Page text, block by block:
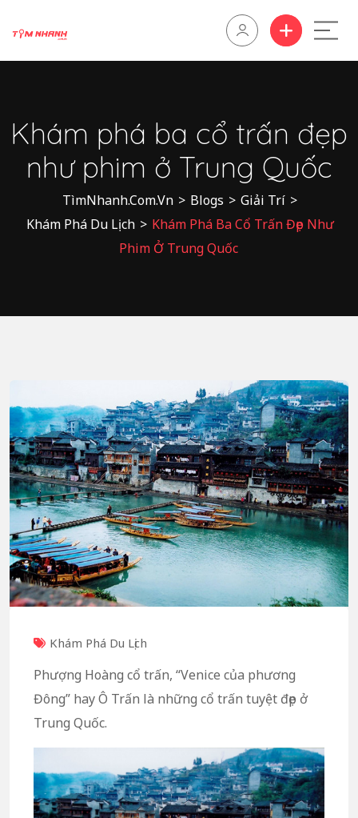
Khám phá ba cổ trấn đẹp
như phim ở Trung Quốc
TìmNhanh.Com.Vn > Blogs > Giải Trí >
Khám Phá Du Lịch > Khám Phá Ba Cổ Trấn Đẹp Như
Phim Ở Trung Quốc
Khám Phá Du Lịch
Phượng Hoàng cổ trấn, “Venice của phương
Đông” hay Ô Trấn là những cổ trấn tuyệt đẹp ở
Trung Quốc.